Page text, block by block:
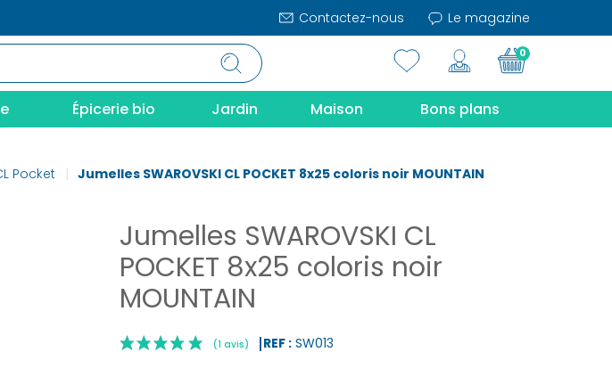
Contactez-nous Le magazine
0
Épicerie bio Jardin Maison Bons plans
Pocket Jumelles SWAROVSKI CL POCKET 8x25 coloris noir MOUNTAIN
Jumelles SWAROVSKI CL
POCKET 8x25 coloris noir
MOUNTAIN
REF : SW013